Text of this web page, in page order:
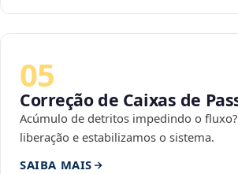
05
Correção de Caixas de
Acúmulo de detritos impedindo o fluxo?
liberação e estabilizamos o sistema.
SAIBA MAIS